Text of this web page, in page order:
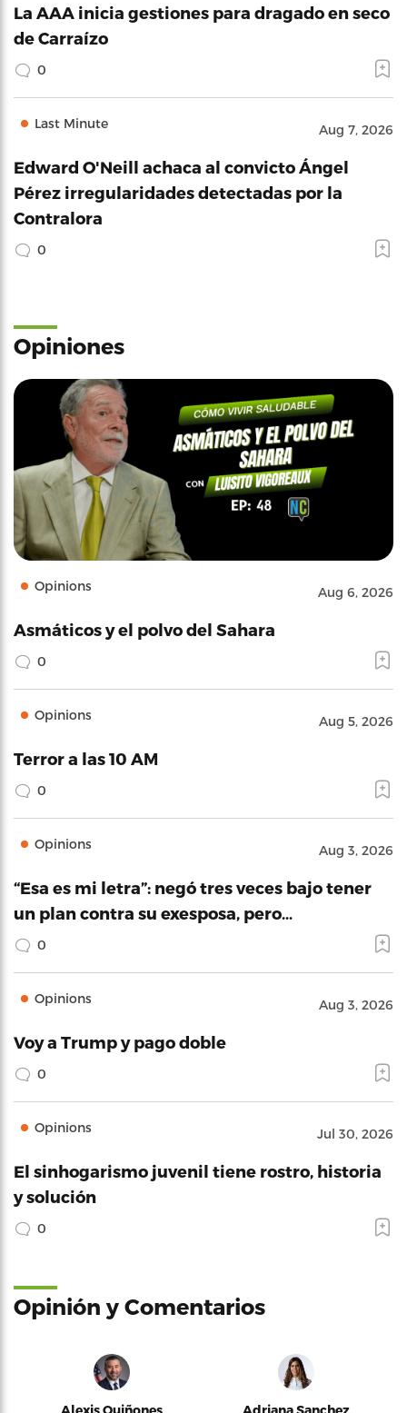
La AAA inicia gestiones para dragado en seco
de Carraízo
0
Last Minute Aug 7, 2026
Edward O'Neill achaca al convicto Ángel
Pérez irregularidades detectadas por la
Contralora
0
Opiniones
Opinions Aug 6, 2026
Asmáticos y el polvo del Sahara
0
Opinions Aug 5, 2026
Terror a las 10 AM
0
Opinions Aug 3, 2026
“Esa es mi letra”: negó tres veces bajo tener
un plan contra su exesposa, pero…
0
Opinions Aug 3, 2026
Voy a Trump y pago doble
0
Opinions Jul 30, 2026
El sinhogarismo juvenil tiene rostro, historia
y solución
0
Opinión y Comentarios
Alexis Quiñones Adriana Sanchez